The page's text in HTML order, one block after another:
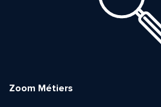
Zoom Métiers